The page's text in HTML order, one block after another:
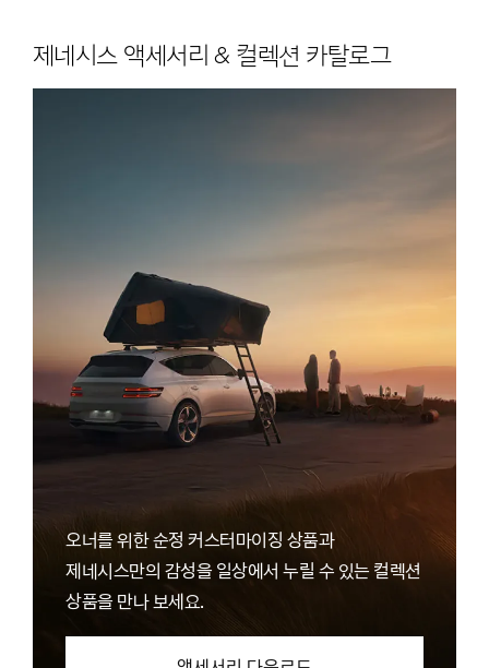
제네시스 액세서리 & 컬렉션 카탈로그
오너를 위한 순정 커스터마이징 상품과
제네시스만의 감성을 일상에서 누릴 수 있는 컬렉션
상품을 만나 보세요.